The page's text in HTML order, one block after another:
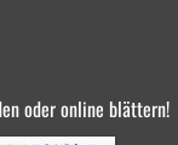
oder online blättern!